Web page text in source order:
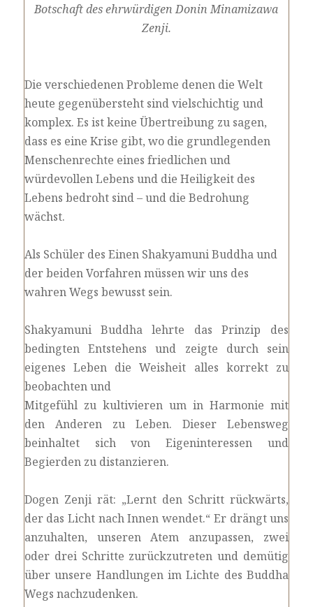
Botschaft des ehrwürdigenDonin Minamizawa
Zenji.
Die verschiedenen Probleme denen die Welt
heute gegenübersteht sind vielschichtig und
komplex. Es ist keine Übertreibung zu sagen,
dass es eine Krise gibt, wo die grundlegenden
Menschenrechte eines friedlichen und
würdevollen Lebens und die Heiligkeit des
Lebens bedroht sind – und die Bedrohung
wächst.
Als Schüler des Einen Shakyamuni Buddha und
der beiden Vorfahren müssen wir uns des
wahren Wegs bewusst sein.
Shakyamuni Buddha lehrte das Prinzip
des
bedingten Entstehens und zeigte durch sein
eigenes Leben die Weisheit alles korrekt zu
beobachten und
Mitgefühl zu kultivieren um in Harmonie mit
den Anderen zu Leben. Dieser Lebensweg
beinhaltet sich von Eigeninteressen und
Begierden zu distanzieren.
Dogen Zenji rät: „Lernt den Schritt rückwärts,
der das Licht nach Innen wendet.“ Er drängt uns
anzuhalten, unseren Atem anzupassen, zwei
oder drei Schritte zurückzutreten und demütig
über unsere Handlungen im Lichte des Buddha
Wegs nachzudenken.